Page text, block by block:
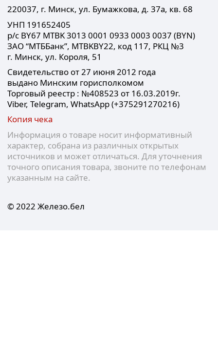
220037, г. Минск, ул. Бумажкова, д. 37а, кв. 68
УНП 191652405
р/с BY67 MTBK 3013 0001 0933 0003 0037 (BYN)
ЗАО “МТББанк”, MTBKBY22, код 117, РКЦ №3
г. Минск, ул. Короля, 51
Свидетельство от 27 июня 2012 года
выдано Минским горисполкомом
Торговый реестр : №408523 от 16.03.2019г.
Viber, Telegram, WhatsApp (+375291270216)
Копия чека
Информация о товаре носит информативный
характер, собрана из различных открытых
источников и может отличаться. Для уточнения
точного описания товара, звоните по телефонам
указанным на сайте.
© 2022 Железо.бел